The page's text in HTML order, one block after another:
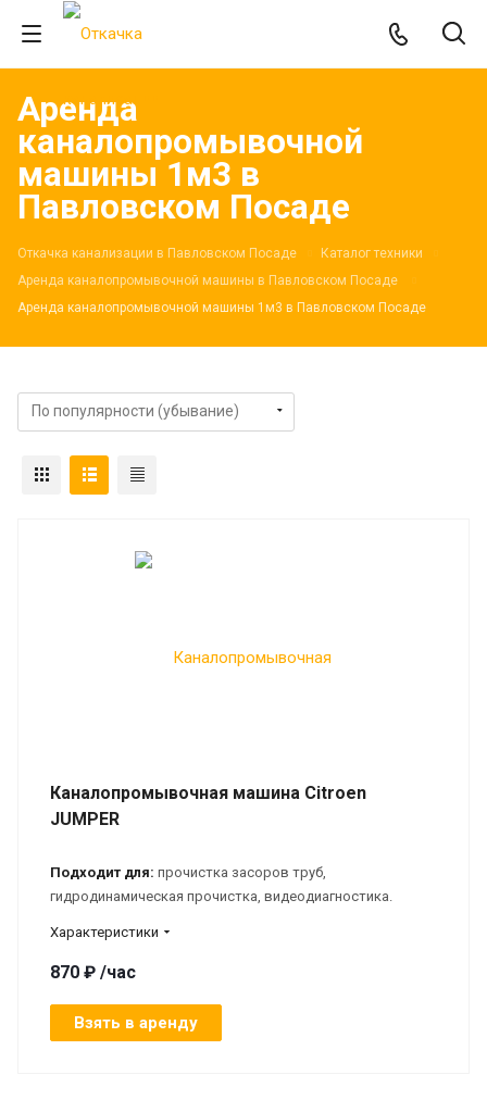
Аренда
каналопромывочной
машины 1м3 в
Павловском Посаде
Откачка канализации в Павловском Посаде
Каталог техники
Аренда каналопромывочной машины в Павловском Посаде
Аренда каналопромывочной машины 1м3 в Павловском Посаде
Каналопромывочная машина Citroen
JUMPER
Подходит для: прочистка засоров труб,
гидродинамическая прочистка, видеодиагностика.
Характеристики
870 ₽ /час
Взять в аренду